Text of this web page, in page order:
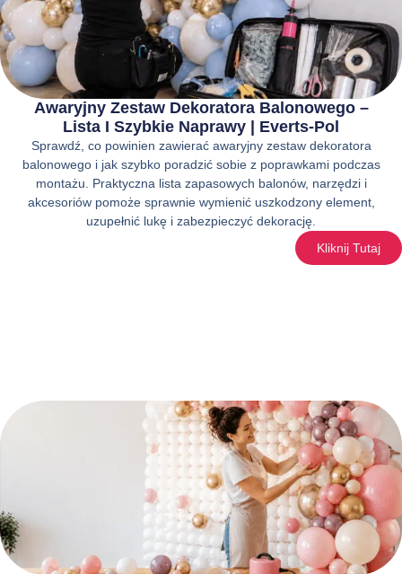
Awaryjny Zestaw Dekoratora Balonowego –
Lista I Szybkie Naprawy | Everts-Pol
Sprawdź, co powinien zawierać awaryjny zestaw dekoratora
balonowego i jak szybko poradzić sobie z poprawkami podczas
montażu. Praktyczna lista zapasowych balonów, narzędzi i
akcesoriów pomoże sprawnie wymienić uszkodzony element,
uzupełnić lukę i zabezpieczyć dekorację.
Kliknij Tutaj